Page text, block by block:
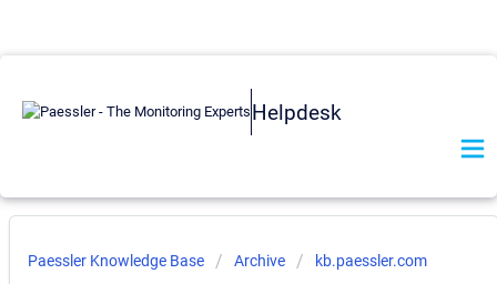
Helpdesk
Paessler Knowledge Base Archive kb.paessler.com